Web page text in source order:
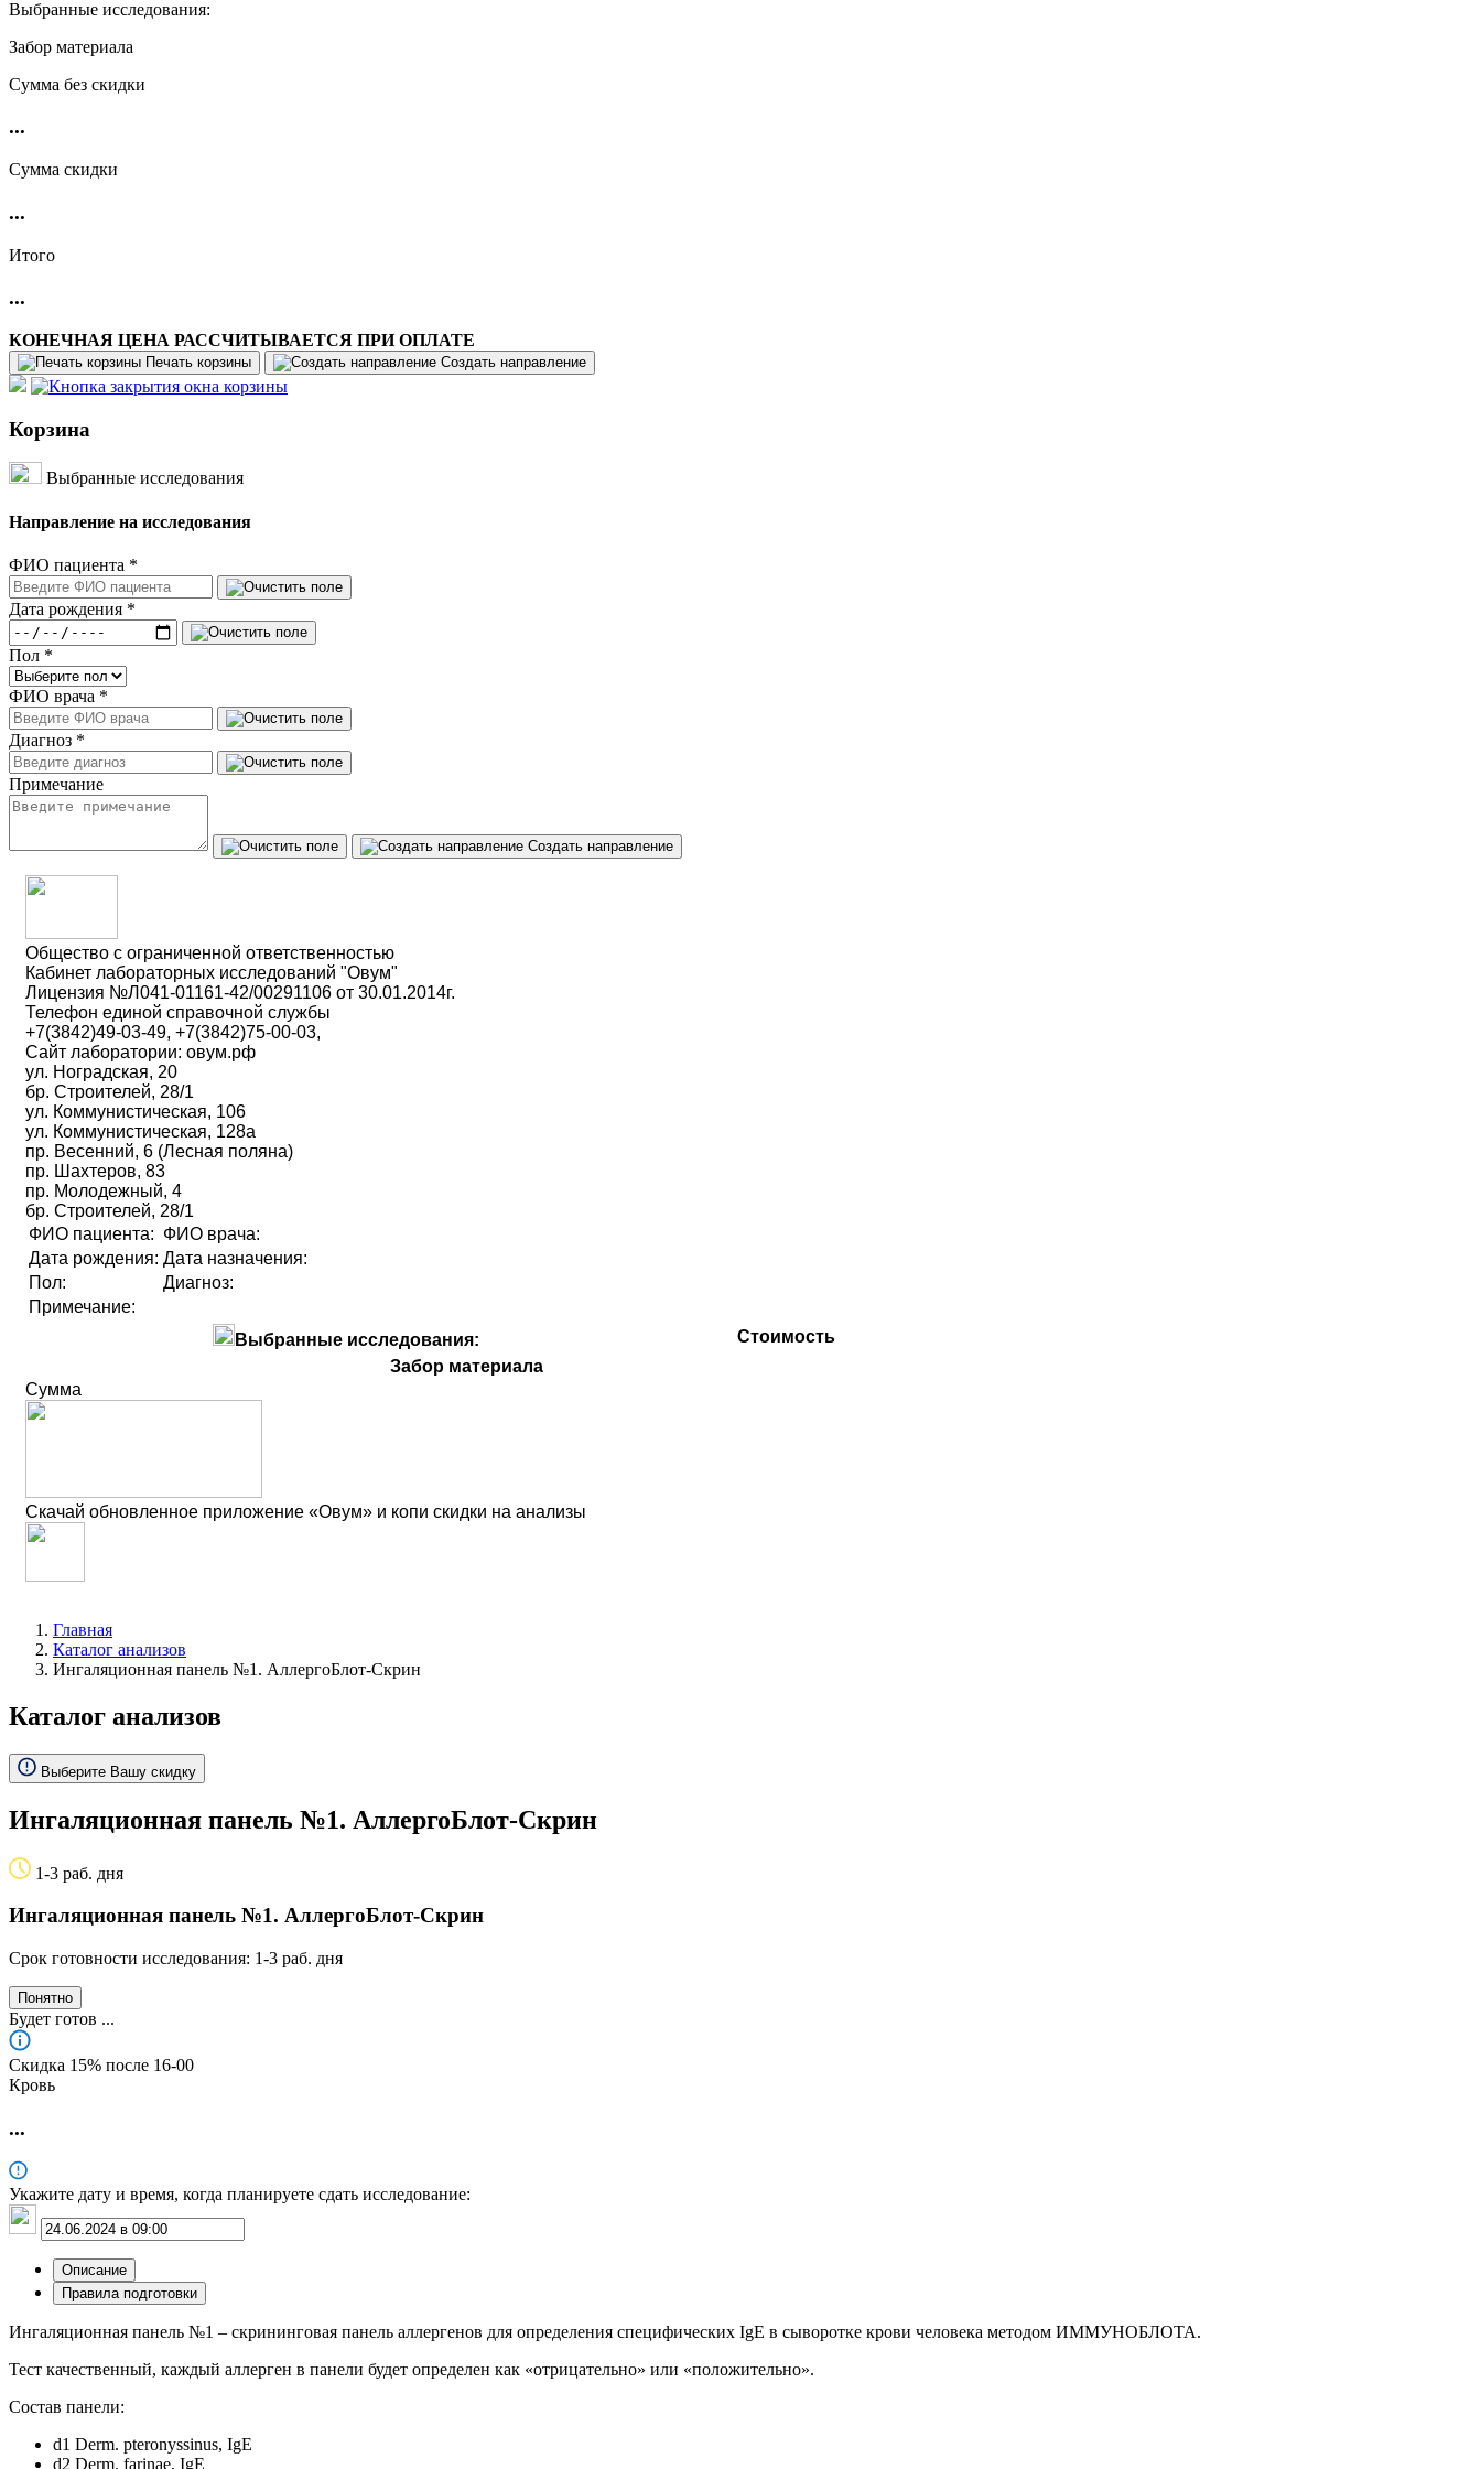
Выбранные исследования:
Забор материала
Cумма без скидки
...
Сумма скидки
...
Итого
...
КОНЕЧНАЯ ЦЕНА РАССЧИТЫВАЕТСЯ ПРИ ОПЛАТЕ
Печать корзины Создать направление
Корзина
Выбранные исследования
Направление на исследования
ФИО пациента *
Дата рождения *
Пол *
ФИО врача *
Диагноз *
Примечание
Создать направление
Общество с ограниченной ответственностью
Кабинет лабораторных исследований "Овум"
Лицензия №Л041-01161-42/00291106 от 30.01.2014г.
Телефон единой справочной службы
+7(3842)49-03-49, +7(3842)75-00-03,
Сайт лаборатории: овум.рф
ул. Ноградская, 20
бр. Строителей, 28/1
ул. Коммунистическая, 106
ул. Коммунистическая, 128а
пр. Весенний, 6 (Лесная поляна)
пр. Шахтеров, 83
пр. Молодежный, 4
бр. Строителей, 28/1
ФИО пациента: ФИО врача:
Дата рождения: Дата назначения:
Пол:
Диагноз:
Примечание:
Выбранные исследования:
Стоимость
Забор материала
Сумма
Скачай обновленное приложение «Овум» и копи скидки на анализы
Главная
Каталог анализов
Ингаляционная панель №1. АллергоБлот-Скрин
Каталог анализов
Выберите Вашу скидку
Ингаляционная панель №1. АллергоБлот-Скрин
1-3 раб. дня
Ингаляционная панель №1. АллергоБлот-Скрин
Срок готовности исследования: 1-3 раб. дня
Понятно
Будет готов ...
Скидка 15% после 16‑00
Кровь
...
Укажите дату и время, когда планируете сдать исследование:
Описание
Правила подготовки
Ингаляционная панель №1 – скрининговая панель аллергенов для определения специфических IgE в сыворотке крови человека методом ИММУНОБЛОТА.
Тест качественный, каждый аллерген в панели будет определен как «отрицательно» или «положительно».
Состав панели:
d1 Derm. рteronyssinus, IgE
d2 Derm. farinae, IgE